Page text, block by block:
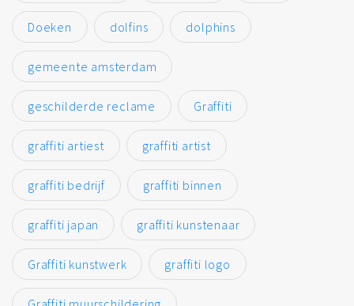
Doeken dolfins dolphins
gemeente amsterdam
geschilderde reclame Graffiti
graffiti artiest graffiti artist
graffiti bedrijf graffiti binnen
graffiti japan graffiti kunstenaar
Graffiti kunstwerk graffiti logo